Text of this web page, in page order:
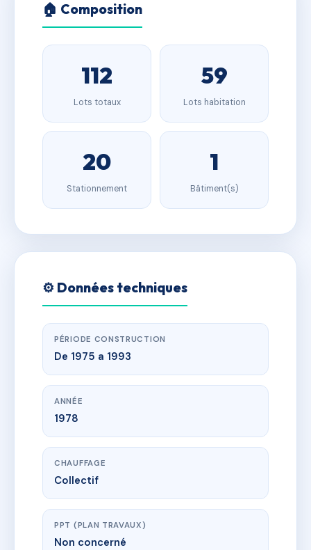
🏠 Composition
112
Lots totaux
59
Lots habitation
20
Stationnement
1
Bâtiment(s)
⚙️ Données techniques
PÉRIODE CONSTRUCTION
De 1975 a 1993
ANNÉE
1978
CHAUFFAGE
Collectif
PPT (PLAN TRAVAUX)
Non concerné